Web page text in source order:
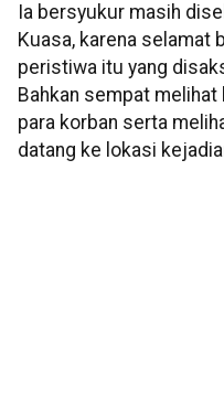
Ia bersyukur masih
Kuasa, karena selamat
peristiwa itu yang
Bahkan sempat
para korban serta
datang ke lokasi